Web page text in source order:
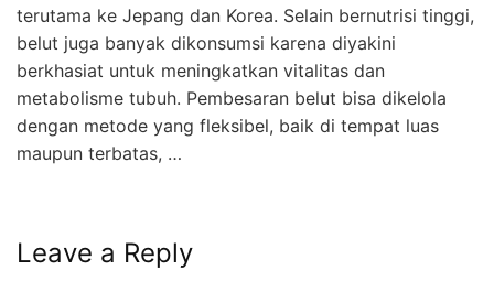
terutama ke Jepang dan Korea. Selain bernutrisi tinggi,
belut juga banyak dikonsumsi karena diyakini
berkhasiat untuk meningkatkan vitalitas dan
metabolisme tubuh. Pembesaran belut bisa dikelola
dengan metode yang fleksibel, baik di tempat luas
maupun terbatas, …
Leave a Reply